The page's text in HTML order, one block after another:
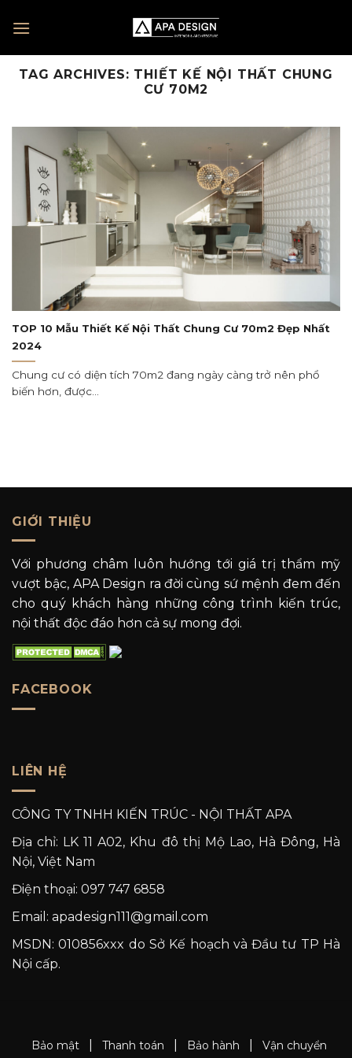
TAG ARCHIVES: THIẾT KẾ NỘI THẤT CHUNG
CƯ 70M2
TOP 10 Mẫu Thiết Kế Nội Thất Chung Cư 70m2 Đẹp Nhất
2024
Chung cư có diện tích 70m2 đang ngày càng trở nên phổ
biến hơn, được...
GIỚI THIỆU
Với phương châm luôn hướng tới giá trị thẩm mỹ
vượt bậc, APA Design ra đời cùng sứ mệnh đem đến
cho quý khách hàng những công trình kiến trúc,
nội thất độc đáo hơn cả sự mong đợi.
FACEBOOK
LIÊN HỆ
CÔNG TY TNHH KIẾN TRÚC - NỘI THẤT APA
Địa chỉ: LK 11 A02, Khu đô thị Mộ Lao, Hà Đông, Hà
Nội, Việt Nam
Điện thoại: 097 747 6858
Email: apadesign111@gmail.com
MSDN: 010856xxx do Sở Kế hoạch và Đầu tư TP Hà
Nội cấp.
Bảo mật Thanh toán Bảo hành Vận chuyển